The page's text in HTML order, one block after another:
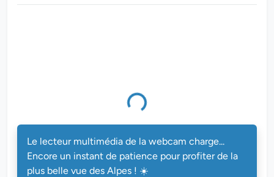
Le lecteur multimédia de la webcam charge...
Encore un instant de patience pour profiter de la
plus belle vue des Alpes ! ☀️